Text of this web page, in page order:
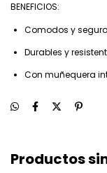
BENEFICIOS:
Comodos y
Durables y
Con muñequera
Productos